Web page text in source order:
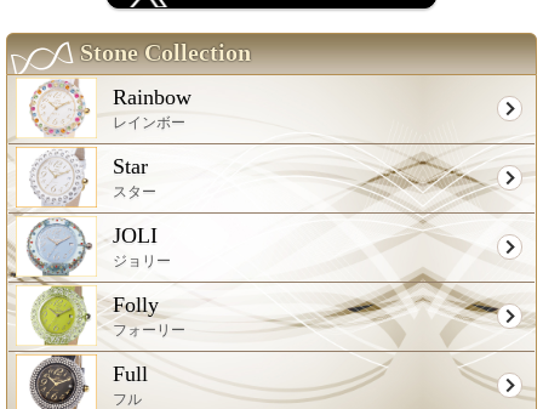
Stone Collection
Rainbow
レインボー
Star
スター
JOLI
ジョリー
Folly
フォーリー
Full
フル